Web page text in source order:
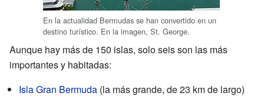
En la actualidad Bermudas se han convertido en un
destino turístico. En la imagen, St. George.
Aunque hay más de 150 islas, solo seis son las más
importantes y habitadas:
Isla Gran Bermuda (la más grande, de 23 km de largo)